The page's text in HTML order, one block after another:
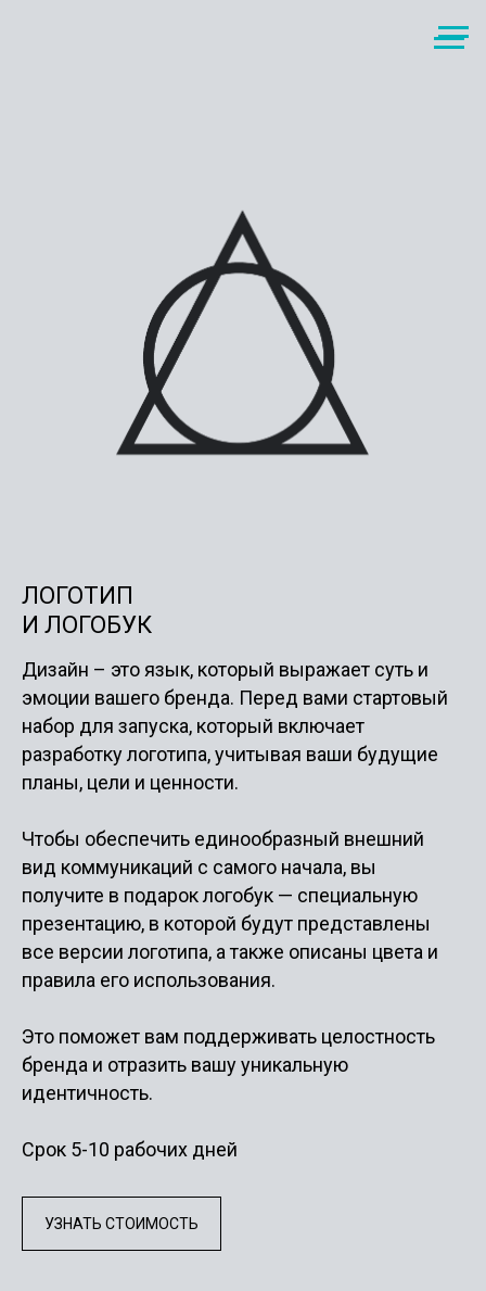
ЛОГОТИП
И ЛОГОБУК
Дизайн – это язык, который выражает суть и
эмоции вашего бренда. Перед вами стартовый
набор для запуска, который включает
разработку логотипа, учитывая ваши будущие
планы, цели и ценности.
Чтобы обеспечить единообразный внешний
вид коммуникаций с самого начала, вы
получите в подарок логобук — специальную
презентацию, в которой будут представлены
все версии логотипа, а также описаны цвета и
правила его использования.
Это поможет вам поддерживать целостность
бренда и отразить вашу уникальную
идентичность.
Срок 5-10 рабочих дней
УЗНАТЬ СТОИМОСТЬ